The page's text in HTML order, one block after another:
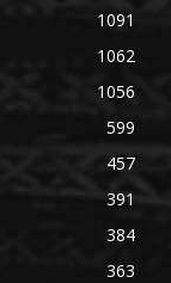
1091
1062
1056
599
457
391
384
363